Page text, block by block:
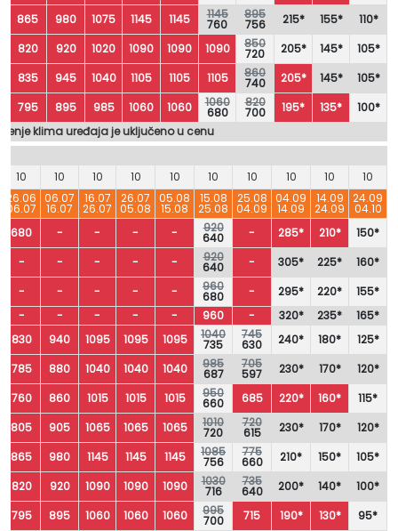
865
980 1075 1145 1145 1145
760
895
756 215* 155*
110*
820
920 1020 1090 1090 1090 850
720 205* 145*
105*
835
945 1040 1105 1105 1105 860
740 205* 145*
105*
795
895 985 1060 1060 1060
680
820
700 195* 135*
100*
klima uređaja je uključeno u cenu
10 10 10 10 10 10 10 10 10
10
26.06
06.07
06.07
16.07
16.07
26.07
26.07
05.08
05.08
15.08
15.08
25.08
25.08
04.09
04.09
14.09
14.09
24.09
24.09
04.10
680
- - - - 920
640 - 285* 210*
150*
-
- - - - 920
640 - 305* 225*
160*
-
- - - - 960
680 - 295* 220*
155*
-
- - - - 960 - 320* 235*
165*
830
940 1095 1095 1095 1040
735
745
630 240* 180*
125*
785
880 1040 1040 1040 985
687
705
597 230* 170*
120*
760
860 1015 1015 1015 950
660 685 220* 160*
115*
805
905 1065 1065 1065 1010
720
720
615 230* 170*
120*
865
980 1145 1145 1145 1085
756
775
660 210* 150*
105*
820
920 1090 1090 1090 1030
716
735
640 200* 140*
100*
795
895 1060 1060 1060 995
700 715 190* 130*
95*